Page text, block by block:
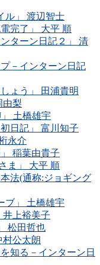
ル」 渡辺智士
完了」 大平 順
ターン日記２」 清
－インターン日記
ょう」 田浦貴明
由梨
土橋雄宇
日記」 富川知子
永介
稲葉由貴子
ま」 大平 順
法(通称:ジョギング
ブ」 土橋雄宇
井上裕美子
松田哲也
村公太朗
知る－インターン日